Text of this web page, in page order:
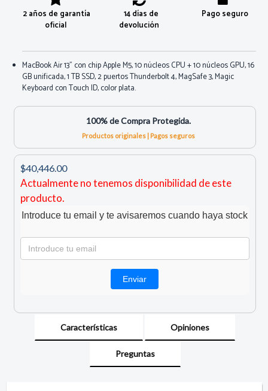
2 años de garantía
oficial
14 días de
devolución
Pago seguro
MacBook Air 13" con chip Apple M5, 10 núcleos CPU + 10 núcleos GPU, 16
GB unificada, 1 TB SSD, 2 puertos Thunderbolt 4, MagSafe 3, Magic
Keyboard con Touch ID, color plata.
100% de Compra Protegida.
Productos originales | Pagos seguros
$40,446.00
Actualmente no tenemos disponibilidad de este
producto.
Introduce tu email y te avisaremos cuando haya stock
Características Opiniones
Preguntas